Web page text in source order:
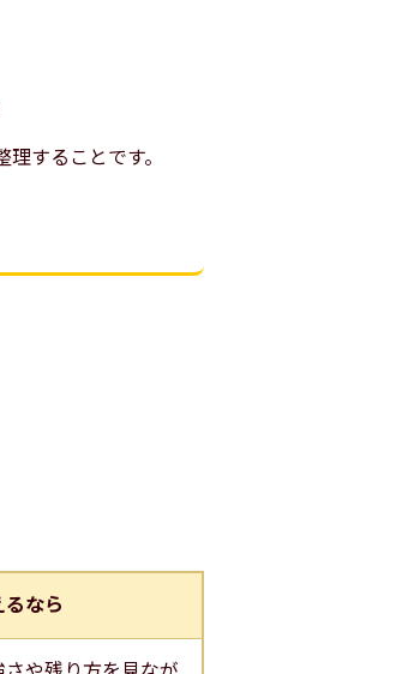
することです。
るなら